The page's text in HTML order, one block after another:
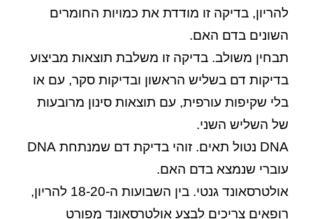
להריון, בדיקה זו מודדת את כמויות החומרים
השונים בדם האם.
תבחין משולב. בדיקה זו משלבת תוצאות מביצוע
בדיקות דם בשליש הראשון ובדיקות סקר, עם או
בלי שקיפות עורפית, עם תוצאות סינון מרובעות
של השליש השני.
DNA נטול תאים.
זוהי בדיקת דם שמנתחת DNA
עוברי שנמצא בדם האם.
אולטרסאונד גנטי.
בין השבועות ה-18-20 להריון,
רופאים צריכים לבצע אולטרסאונד מפורט